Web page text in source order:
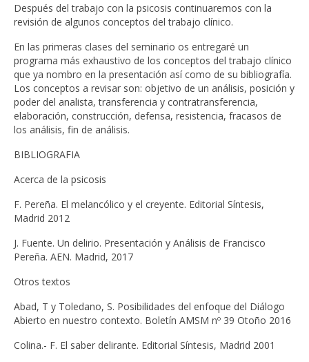
Después del trabajo con la psicosis continuaremos con la
revisión de algunos conceptos del trabajo clínico.
En las primeras clases del seminario os entregaré un
programa más exhaustivo de los conceptos del trabajo clínico
que ya nombro en la presentación así como de su bibliografía.
Los conceptos a revisar son: objetivo de un análisis, posición y
poder del analista, transferencia y contratransferencia,
elaboración, construcción, defensa, resistencia, fracasos de
los análisis, fin de análisis.
BIBLIOGRAFIA
Acerca de la psicosis
F. Pereña. El melancólico y el creyente. Editorial Síntesis,
Madrid 2012
J. Fuente. Un delirio. Presentación y Análisis de Francisco
Pereña. AEN. Madrid, 2017
Otros textos
Abad, T y Toledano, S. Posibilidades del enfoque del Diálogo
Abierto en nuestro contexto. Boletín AMSM nº 39 Otoño 2016
Colina.- F. El saber delirante. Editorial Síntesis, Madrid 2001